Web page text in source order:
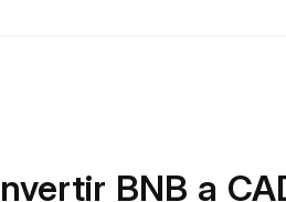
BNB a